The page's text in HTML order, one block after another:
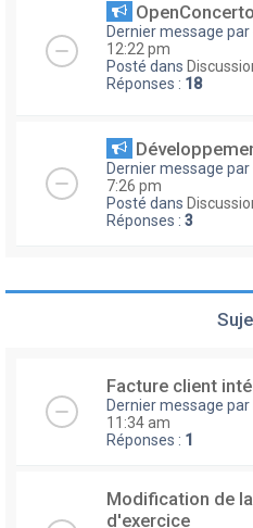
Dernier message par
12:22 pm
Posté dans
Réponses : 18
Dernier message par
7:26 pm
Posté dans
Réponses : 3
Facture client
Dernier message par
11:34 am
Réponses : 1
Modification de
d'exercice